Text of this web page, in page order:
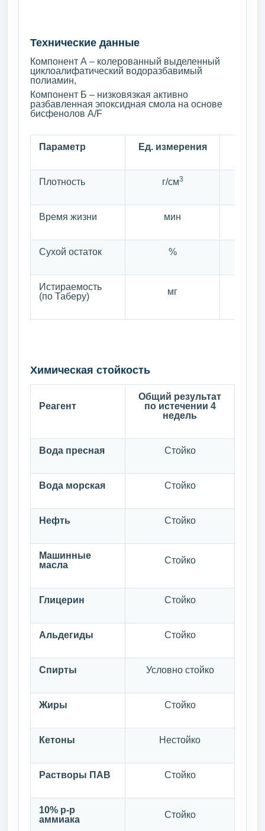
Технические данные
Компонент А – колерованный выделенный
циклоалифатический водоразбавимый
полиамин,
Компонент Б – низковязкая активно
разбавленная эпоксидная смола на основе
бисфенолов A/F
Параметр Ед. измерения
Плотность г/см3
Время жизни мин
Сухой остаток %
Истираемость
(по Таберу)
мг
Химическая стойкость
Реагент
Общий результат
по истечении 4
недель
Вода пресная Стойко
Вода морская Стойко
Нефть Стойко
Машинные
масла
Стойко
Глицерин Стойко
Альдегиды Стойко
Спирты Условно стойко
Жиры Стойко
Кетоны Нестойко
Растворы ПАВ Стойко
10% р-р
аммиака
Стойко